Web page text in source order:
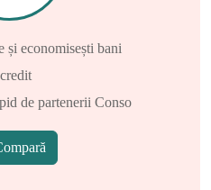
și economisești bani
de partenerii Conso